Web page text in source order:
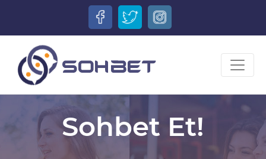
Sohbet Et!